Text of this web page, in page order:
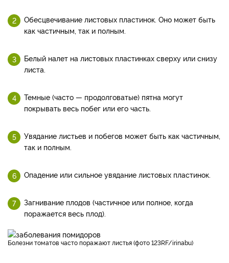
Обесцвечивание листовых пластинок. Оно может быть
как частичным, так и полным.
Белый налет на листовых пластинках сверху или снизу
листа.
Темные (часто — продолговатые) пятна могут
покрывать весь побег или его часть.
Увядание листьев и побегов может быть как частичным,
так и полным.
Опадение или сильное увядание листовых пластинок.
Загнивание плодов (частичное или полное, когда
поражается весь плод).
Болезни томатов часто поражают листья (фото 123RF/irinabu)